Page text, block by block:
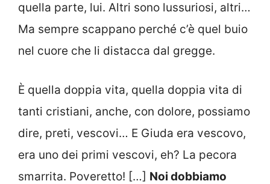
quella parte, lui. Altri sono lussuriosi, altri…
Ma sempre scappano perché c’è quel buio
nel cuore che li distacca dal gregge.
È quella doppia vita, quella doppia vita di
tanti cristiani, anche, con dolore, possiamo
dire, preti, vescovi… E Giuda era vescovo,
era uno dei primi vescovi, eh? La pecora
smarrita. Poveretto! […] Noi dobbiamo